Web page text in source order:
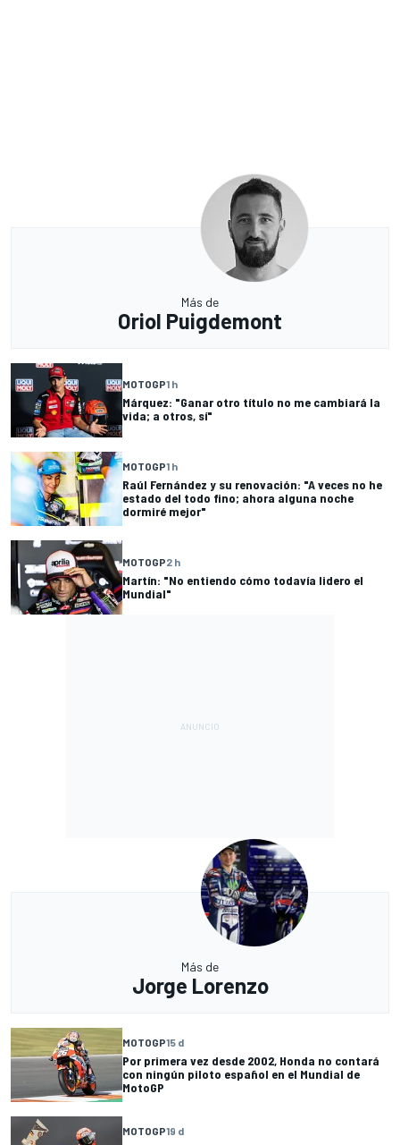
Más de
Oriol Puigdemont
MOTOGP1 h
Márquez: "Ganar otro título no me cambiará la
vida; a otros, sí"
MOTOGP1 h
Raúl Fernández y su renovación: "A veces no he
estado del todo fino; ahora alguna noche
dormiré mejor"
MOTOGP2 h
Martín: "No entiendo cómo todavía lidero el
Mundial"
Más de
Jorge Lorenzo
MOTOGP15 d
Por primera vez desde 2002, Honda no contará
con ningún piloto español en el Mundial de
MotoGP
MOTOGP19 d